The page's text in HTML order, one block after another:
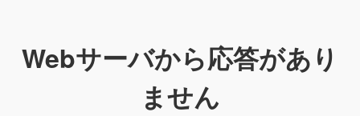
Webサーバから応答があり
ません